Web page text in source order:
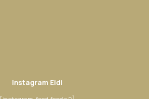
Instagram Eidi